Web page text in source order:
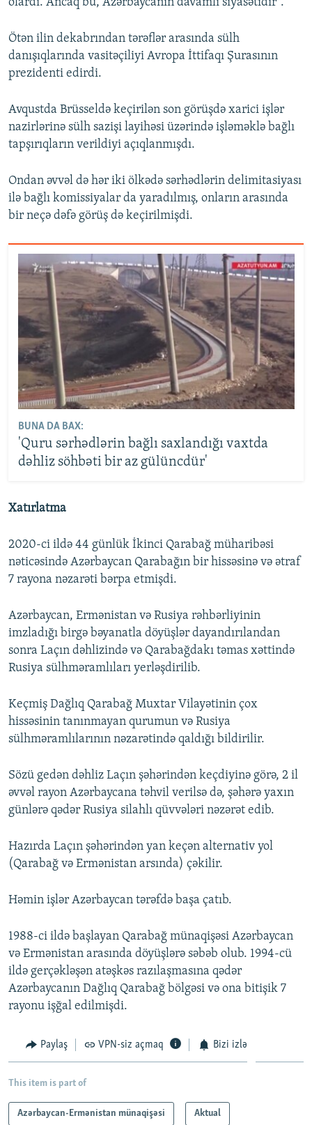
Ötən ilin dekabrından tərəflər arasında sülh
danışıqlarında vasitəçiliyi Avropa İttifaqı Şurasının
prezidenti edirdi.
Avqustda Brüsseldə keçirilən son görüşdə xarici işlər
nazirlərinə sülh sazişi layihəsi üzərində işləməklə bağlı
tapşırıqların verildiyi açıqlanmışdı.
Ondan əvvəl də hər iki ölkədə sərhədlərin delimitasiyası
ilə bağlı komissiyalar da yaradılmış, onların arasında
bir neçə dəfə görüş də keçirilmişdi.
BUNA DA BAX:
'Quru sərhədlərin bağlı saxlandığı vaxtda
dəhliz söhbəti bir az gülüncdür'
Xatırlatma
2020-ci ildə 44 günlük İkinci Qarabağ müharibəsi
nəticəsində Azərbaycan Qarabağın bir hissəsinə və ətraf
7 rayona nəzarəti bərpa etmişdi.
Azərbaycan, Ermənistan və Rusiya rəhbərliyinin
imzladığı birgə bəyanatla döyüşlər dayandırılandan
sonra Laçın dəhlizində və Qarabağdakı təmas xəttində
Rusiya sülhməramlıları yerləşdirilib.
Keçmiş Dağlıq Qarabağ Muxtar Vilayətinin çox
hissəsinin tanınmayan qurumun və Rusiya
sülhməramlılarının nəzarətində qaldığı bildirilir.
Sözü gedən dəhliz Laçın şəhərindən keçdiyinə görə, 2 il
əvvəl rayon Azərbaycana təhvil verilsə də, şəhərə yaxın
günlərə qədər Rusiya silahlı qüvvələri nəzərət edib.
Hazırda Laçın şəhərindən yan keçən alternativ yol
(Qarabağ və Ermənistan arsında) çəkilir.
Həmin işlər Azərbaycan tərəfdə başa çatıb.
1988-ci ildə başlayan Qarabağ münaqişəsi Azərbaycan
və Ermənistan arasında döyüşlərə səbəb olub. 1994-cü
ildə gerçəkləşən atəşkəs razılaşmasına qədər
Azərbaycanın Dağlıq Qarabağ bölgəsi və ona bitişik 7
rayonu işğal edilmişdi.
Paylaş VPN-siz açmaq Bizi izlə
This item is part of
Azərbaycan-Ermənistan münaqişəsi Aktual